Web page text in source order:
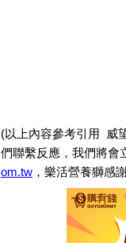
(以上內容參考引用 威
們聯繫反應，我們將會
om.tw ，樂活營養獅感